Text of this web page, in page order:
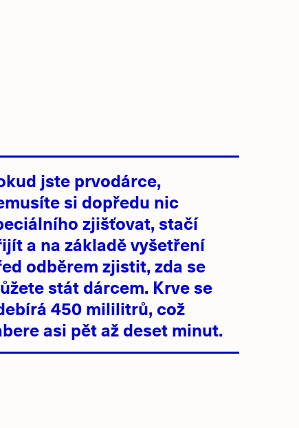
jste prvodárce,
si dopředu nic
zjišťovat, stačí
a na základě vyšetření
odběrem zjistit, zda se
stát dárcem. Krve se
450 mililitrů, což
asi pět až deset minut.